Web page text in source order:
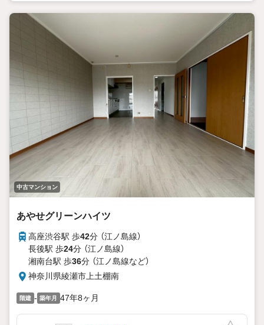
◆店舗について◆
・店舗前お客様専用駐車場10台完備
・個室3部屋、キッズスペース、ベビーベッド、その他アメ
・20種類以上の豊富なドリンクご用意ございます！
・わたあめやポップコーンの配布など、定期的にイベント開
催！
◆アフターサービス◆
・スポーツ観戦や劇場のチケットプレゼント
・定期メンテナンスのご案内
・火災保険の見直し
・ファイナンシャルプランナー・行政書士相談 など
無料の住宅ローン事前審査がオススメです！
審査は簡単！回答は最短1日で出ます！
お気軽にご連絡ください。
中古マンション
あやせグリーンハイツ
高座渋谷駅 歩42分 （江ノ島線）
長後駅 歩24分 （江ノ島線）
湘南台駅 歩36分 （江ノ島線など）
神奈川県綾瀬市上土棚南
階建 - 築年月 47年8ヶ月